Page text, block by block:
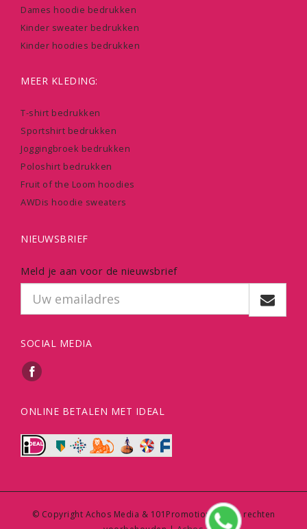
Dames hoodie bedrukken
Kinder sweater bedrukken
Kinder hoodies bedrukken
MEER KLEDING:
T-shirt bedrukken
Sportshirt bedrukken
Joggingbroek bedrukken
Poloshirt bedrukken
Fruit of the Loom hoodies
AWDis hoodie sweaters
NIEUWSBRIEF
Meld je aan voor de nieuwsbrief
SOCIAL MEDIA
ONLINE BETALEN MET IDEAL
© Copyright Achos Media & 101Promotions | Alle rechten